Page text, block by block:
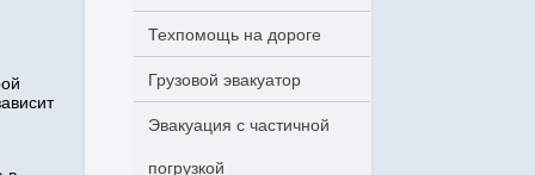
Техпомощь на дороге
Грузовой эвакуатор
Эвакуация с частичной
погрузкой